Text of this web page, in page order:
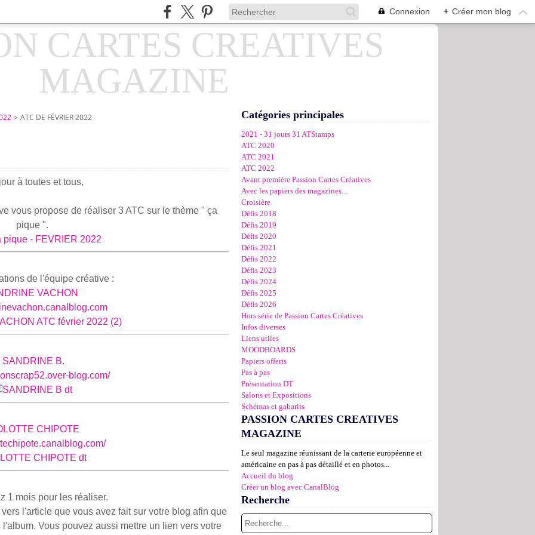
Connexion + Créer mon blog
> ATC DE FÉVRIER 2022
à toutes et tous,
vous propose de réaliser 3 ATC sur le thème " ça
pique ".
de l'équipe créative :
VACHON
SAN DRINE B.
blog.com/
CHIPOTE
1 mois pour les réaliser.
l'article que vous avez fait sur votre blog afin que
Vous pouvez aussi mettre un lien vers votre
Catégories principales
2021 - 31 jours 31 ATStamps
ATC 2020
ATC 2021
ATC 2022
Avant première Passion Cartes Créatives
Avec les papiers des magazines...
Croisière
Défis 2018
Défis 2019
Défis 2020
Défis 2021
Défis 2022
Défis 2023
Défis 2024
Défis 2025
Défis 2026
Hors série de Passion Cartes Créatives
Infos diverses
Liens utiles
MOODBOARDS
Papiers offerts
Pas à pas
Présentation DT
Salons et Expositions
Schémas et gabarits
PASSION CARTES CREATIVES
MAGAZINE
Le seul magazine réunissant de la carterie européenne et
américaine en pas à pas détaillé et en photos...
Accueil du blog
Créer un blog avec CanalBlog
Recherche